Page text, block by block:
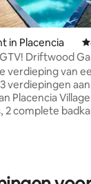
van 4,9 op 5, 41
in Placencia
Driftwood
pool
verdieping van
verdiepingen
Placencia Village.
2 complete
Ideale locatie;